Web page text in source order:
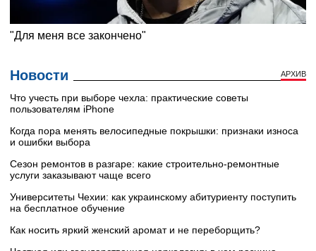
Новости АРХИВ
Что учесть при выборе чехла: практические советы
пользователям iPhone
Когда пора менять велосипедные покрышки: признаки износа
и ошибки выбора
Сезон ремонтов в разгаре: какие строительно-ремонтные
услуги заказывают чаще всего
Университеты Чехии: как украинскому абитуриенту поступить
на бесплатное обучение
Как носить яркий женский аромат и не переборщить?